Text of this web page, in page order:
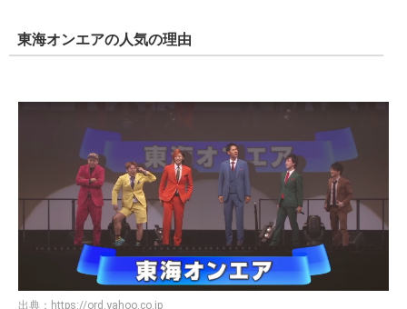
東海オンエアの人気の理由
出典： https://ord.yahoo.co.jp